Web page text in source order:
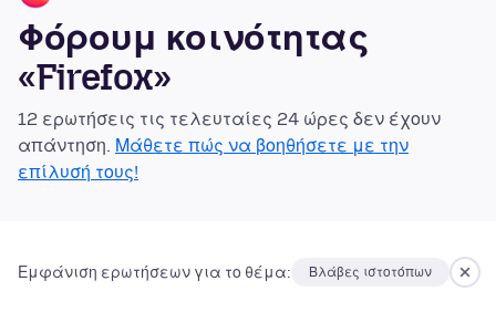
Φόρουμ κοινότητας
«Firefox»
12 ερωτήσεις τις τελευταίες 24 ώρες δεν έχουν
απάντηση. Μάθετε πώς να βοηθήσετε με την
επίλυσή τους!
Εμφάνιση ερωτήσεων για το θέμα: Βλάβες ιστοτόπων